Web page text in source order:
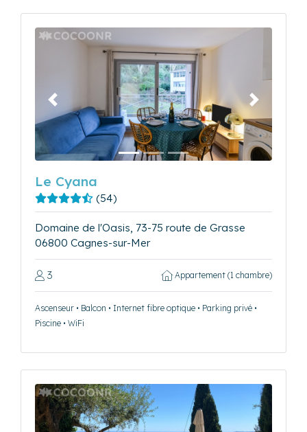
Précédent Suivant
Le Cyana
(54)
Domaine de l'Oasis, 73-75 route de Grasse
06800 Cagnes-sur-Mer
3 Appartement (1 chambre)
Ascenseur • Balcon • Internet fibre optique • Parking privé •
Piscine • WiFi